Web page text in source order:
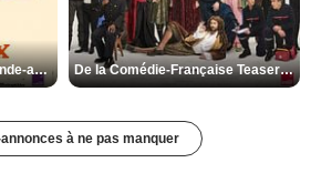
Les Matins merveilleux Bande-annonce VF De la Comédie-Française Teaser VF
à ne pas manquer